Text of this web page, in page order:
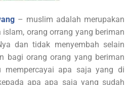
– muslim adalah merupakan
orang orrang yang beriman
dan tidak menyembah selain
bagi orang orang yang beriman
mempercayai apa saja yang di
apa apa saja yang sudah